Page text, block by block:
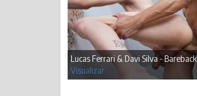
Lucas Ferrari & Davi Silva -
Visualizar